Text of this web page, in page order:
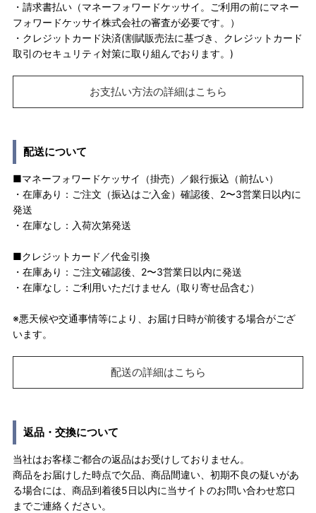
・請求書払い（マネーフォワードケッサイ。ご利用の前にマネー
フォワードケッサイ株式会社の審査が必要です。）
・クレジットカード決済(割賦販売法に基づき、クレジットカード
取引のセキュリティ対策に取り組んでおります。)
お支払い方法の詳細はこちら
配送について
■マネーフォワードケッサイ（掛売）／銀行振込（前払い）
・在庫あり：ご注文（振込はご入金）確認後、2〜3営業日以内に
発送
・在庫なし：入荷次第発送
■クレジットカード／代金引換
・在庫あり：ご注文確認後、2〜3営業日以内に発送
・在庫なし：ご利用いただけません（取り寄せ品含む）
※悪天候や交通事情等により、お届け日時が前後する場合がござ
います。
配送の詳細はこちら
返品・交換について
当社はお客様ご都合の返品はお受けしておりません。
商品をお届けした時点で欠品、商品間違い、初期不良の疑いがあ
る場合には、商品到着後5日以内に当サイトのお問い合わせ窓口
までご連絡ください。